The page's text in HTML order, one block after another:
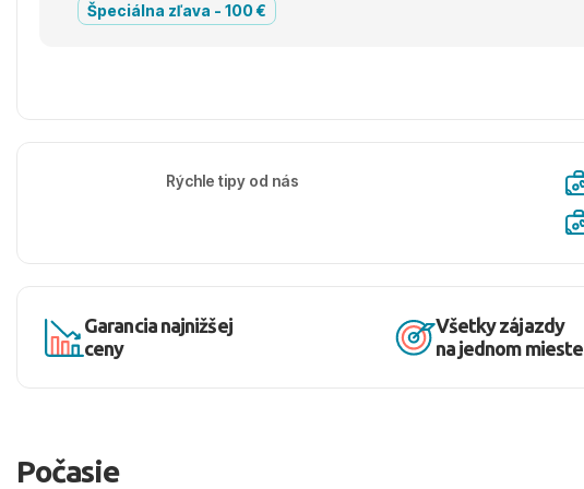
Špeciálna zľava - 100 €
Rýchle tipy od nás
Garancia najnižšej
ceny
Všetky zájazdy
na jednom mieste
Počasie